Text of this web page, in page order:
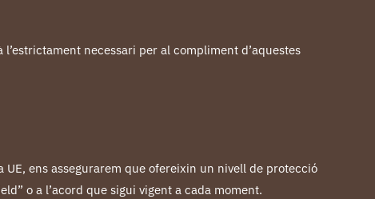
necessari per al compliment d’aquestes
UE, ens assegurarem que ofereixin un nivell de protecció
o a l’acord que sigui vigent a cada moment.